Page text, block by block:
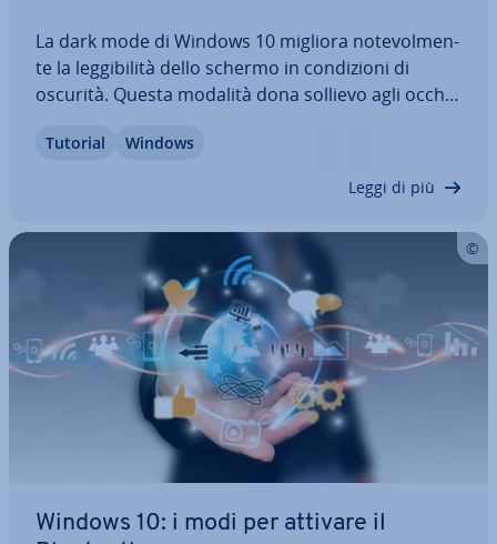
La dark mode di Windows 10 migliora no­te­vol­men­
te la leg­gi­bi­li­tà dello schermo in con­di­zio­ni di
oscurità. Questa modalità dona sollievo agli occhi
di energia del display. Vi il­lu­stria­mo i tre modi tra­
Tutorial Windows
Leggi di più
Windows 10: i modi per attivare il